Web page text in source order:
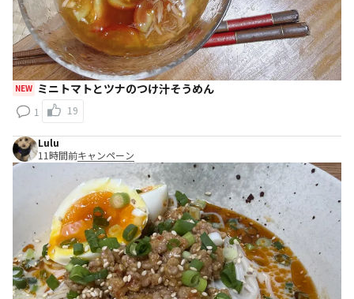
NEW ミニトマトとツナのつけ汁そうめん
1 19
Lulu
11時間前キャンペーン